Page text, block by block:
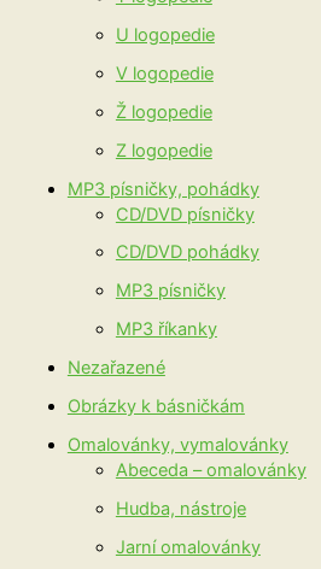
U logopedie
V logopedie
Ž logopedie
Z logopedie
MP3 písničky, pohádky
CD/DVD písničky
CD/DVD pohádky
MP3 písničky
MP3 říkanky
Nezařazené
Obrázky k básničkám
Omalovánky, vymalovánky
Abeceda – omalovánky
Hudba, nástroje
Jarní omalovánky